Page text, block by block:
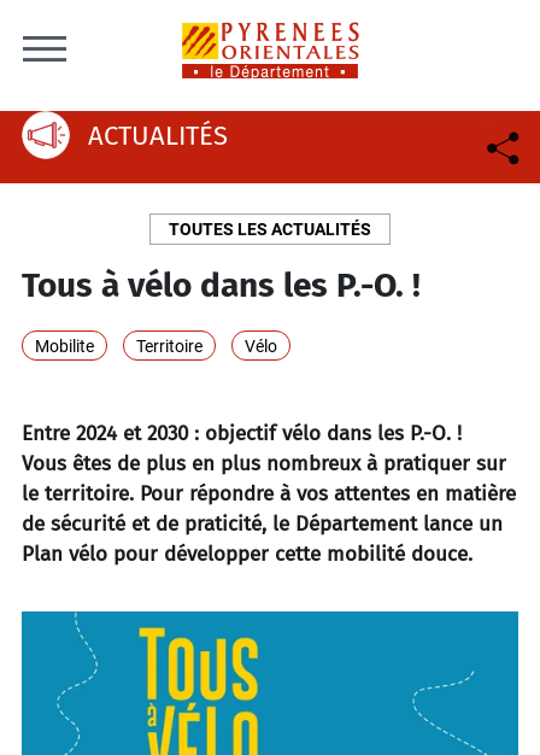
ACTUALITÉS
TOUTES LES ACTUALITÉS
Tous à vélo dans les P.-O. !
Mobilite Territoire Vélo
Entre 2024 et 2030 : objectif vélo dans les P.-O. !
Vous êtes de plus en plus nombreux à pratiquer sur
le territoire. Pour répondre à vos attentes en matière
de sécurité et de praticité, le Département lance un
Plan vélo pour développer cette mobilité douce.